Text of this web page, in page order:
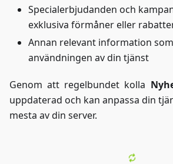
Specialerbjudanden och
exklusiva förmåner eller
Annan relevant information
användningen av din tjänst
Genom att regelbundet kolla
uppdaterad och kan anpassa din
mesta av din server.